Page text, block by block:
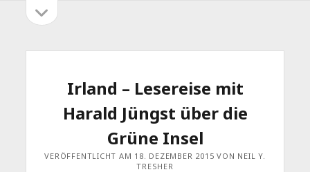
Seitenleiste
öffnen
Irland – Lesereise mit
Harald Jüngst über die
Grüne Insel
VERÖFFENTLICHT AM 18. DEZEMBER 2015 VON NEIL Y.
TRESHER